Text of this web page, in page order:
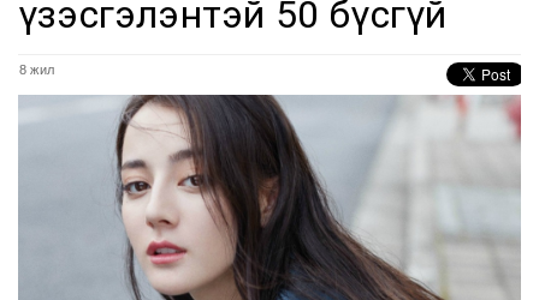
үзэсгэлэнтэй 50 бүсгүй
8 жил